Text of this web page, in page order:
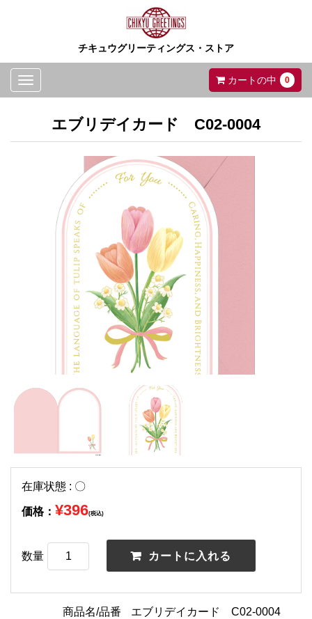
チキュウグリーティングス・ストア
Toggle
navigation
カートの中 0
エブリデイカード C02-0004
在庫状態 : 〇
価格： ¥396(税込)
数量
商品名/品番 エブリデイカード C02-0004